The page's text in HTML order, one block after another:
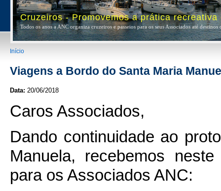
Cruzeiros - Promovemos a prática
Todos os anos a ANC organiza cruzeiros e passeios para os seus Associados até
You are here
Início
Viagens a Bordo do Santa Maria
Data: 20/06/2018
Caros Associados,
Dando continuidade ao
Manuela, recebemos
para os Associados ANC: